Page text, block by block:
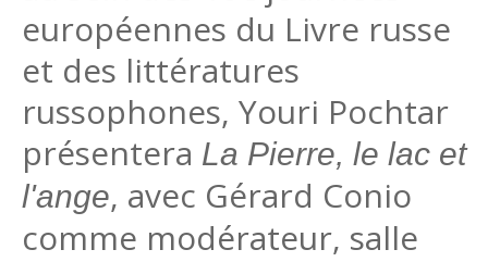
européennes du Livre russe
et des littératures
russophones, Youri Pochtar
présentera La Pierre, le lac et
l'ange, avec Gérard Conio
comme modérateur, salle